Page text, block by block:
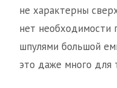
не характерны
нет необходимости
шпулями большой
это даже много для